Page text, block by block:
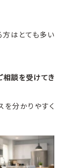
方はとても多い
相談を受けてき
を分かりやすく